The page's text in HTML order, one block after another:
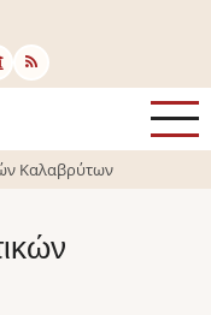
Καλαβρύτων